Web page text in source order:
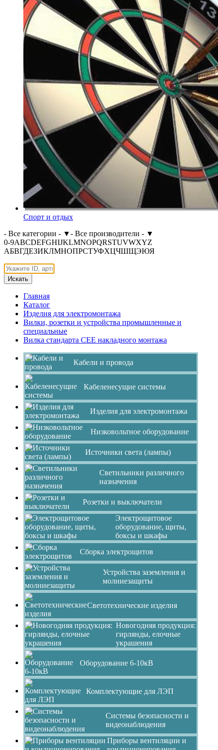
Спорт и отдых
- Все категории - ▼- Все производители - ▼
0-9ABCDEFGHIJKLMNOPQRSTUVWXYZ
АБВГДЕЗИКЛМНОПРСТУФХЦЧШЩЭЮЯ
Искать
Главная
Каталог
Изделия для электромонтажа
Вилки, розетки и устройства промышленные и
специальные
Вилка стандарта CEE накладного монтажа
Кабели и провода
Кабеленесущие системы
Изделия для электромонтажа
Низковольтное оборудование
Источники света (лампы)
Светильники различного
назначения
Розетки и выключатели
Электрощитовое
оборудование, щиты,
боксы и шкафы
Сборка электрощитов
Устройства заземления и
молниезащиты
Светотехнические изделия
Новогодняя продукция:
гирлянды, елочные
украшения
Оборудование 6-10кВ
Комплектующие для ЛЭП
Системы безопасности и
видеонаблюдения
Приборы вентиляции и